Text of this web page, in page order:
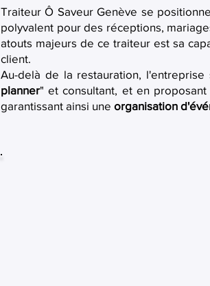
Traiteur Ô Saveur Genève se
polyvalent pour des réceptions,
atouts majeurs de ce traiteur est sa
client.
Au-delà de la restauration,
planner" et consultant, et en
garantissant ainsi une organisation